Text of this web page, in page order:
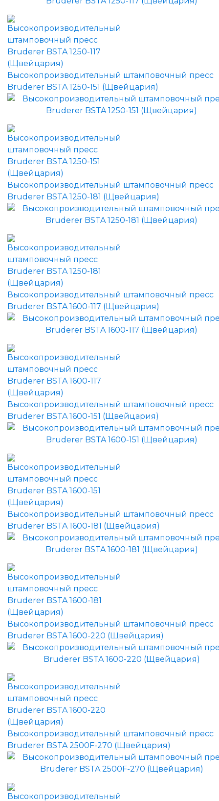
Высокопроизводительный штамповочный пресс
Bruderer BSTA 1250-151 (Щвейцария)
Высокопроизводительный штамповочный пресс
Bruderer BSTA 1250-181 (Щвейцария)
Высокопроизводительный штамповочный пресс
Bruderer BSTA 1600-117 (Щвейцария)
Высокопроизводительный штамповочный пресс
Bruderer BSTA 1600-151 (Щвейцария)
Высокопроизводительный штамповочный пресс
Bruderer BSTA 1600-181 (Щвейцария)
Высокопроизводительный штамповочный пресс
Bruderer BSTA 1600-220 (Щвейцария)
Высокопроизводительный штамповочный пресс
Bruderer BSTA 2500F-270 (Щвейцария)